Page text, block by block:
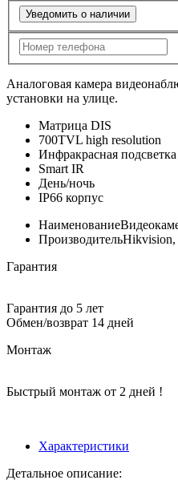
Уведомить о наличии
Аналоговая камера
установки на улице.
Матрица DIS
700TVL high resolution
Инфракрасная
Smart IR
День/ночь
IP66 корпус
Наименование
ПроизводительHikvision,
Гарантия
Гарантия до 5 лет
Обмен/возврат 14 дней
Монтаж
Быстрый монтаж от 2 дней !
Характеристики
Детальное описание: